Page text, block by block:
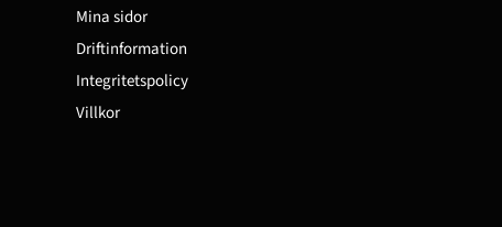
Mina sidor
Driftinformation
Integritetspolicy
Villkor